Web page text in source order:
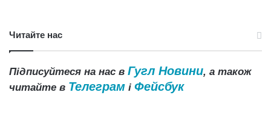
Читайте нас
Підписуйтеся на нас в Гугл Новини, а також
читайте в Телеграм і Фейсбук